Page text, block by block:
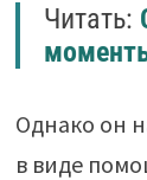
Читать:
Однако он
в виде